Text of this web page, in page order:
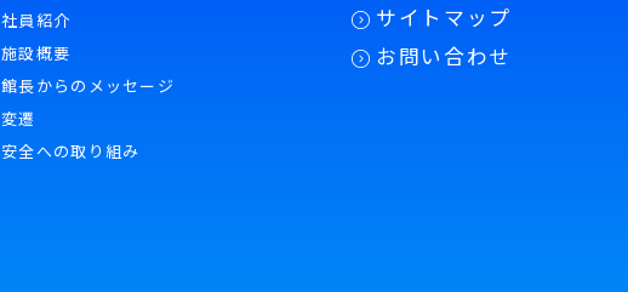
社員紹介
施設概要
館長からのメッセージ
変遷
安全への取り組み
サイトマップ
お問い合わせ